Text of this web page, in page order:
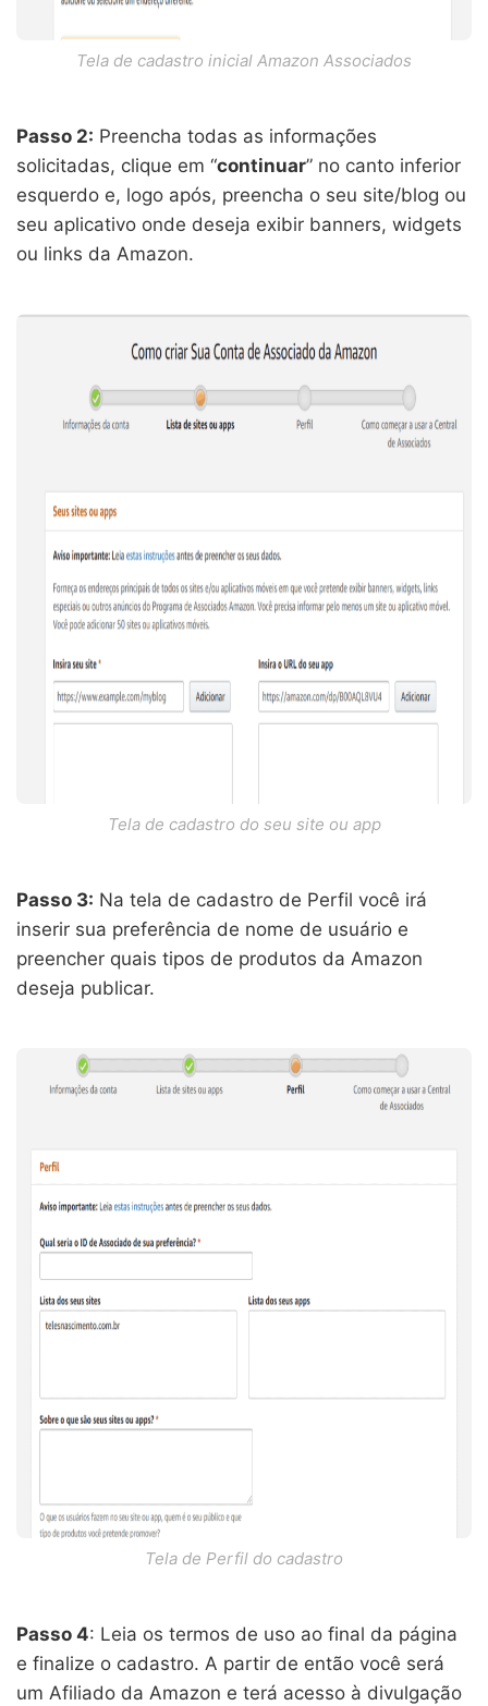
Tela de cadastro inicial Amazon Associados
Passo 2: Preencha todas as informações
solicitadas, clique em “continuar” no canto inferior
esquerdo e, logo após, preencha o seu site/blog ou
seu aplicativo onde deseja exibir banners, widgets
ou links da Amazon.
Tela de cadastro do seu site ou app
Passo 3: Na tela de cadastro de Perfil você irá
inserir sua preferência de nome de usuário e
preencher quais tipos de produtos da Amazon
deseja publicar.
Tela de Perfil do cadastro
Passo 4: Leia os termos de uso ao final da página
e finalize o cadastro. A partir de então você será
um Afiliado da Amazon e terá acesso à divulgação